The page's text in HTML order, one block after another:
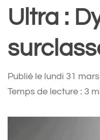
Ultra :
Publié le lundi 31
Temps de lecture : 3